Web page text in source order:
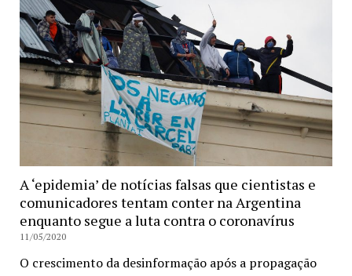
A ‘epidemia’ de notícias falsas que cientistas e
comunicadores tentam conter na Argentina
enquanto segue a luta contra o coronavírus
11/05/2020
O crescimento da desinformação após a propagação